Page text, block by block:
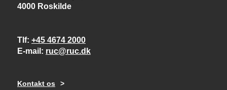
4000 Roskilde
Tlf +45 4674 2000
E-mail
ruc@ruc.dk
Kontakt os